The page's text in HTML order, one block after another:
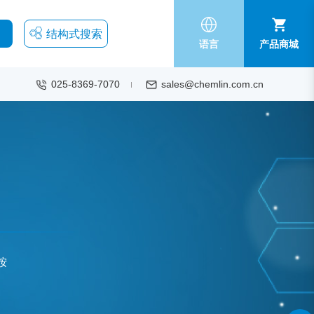
结构式搜索
语言 产品商城
025-8369-7070 sales@chemlin.com.cn